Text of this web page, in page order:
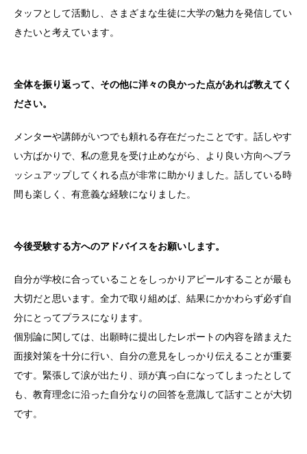
タッフとして活動し、さまざまな生徒に大学の魅力を発信してい
きたいと考えています。
全体を振り返って、その他に洋々の良かった点があれば教えてく
ださい。
メンターや講師がいつでも頼れる存在だったことです。話しやす
い方ばかりで、私の意見を受け止めながら、より良い方向へブラ
ッシュアップしてくれる点が非常に助かりました。話している時
間も楽しく、有意義な経験になりました。
今後受験する方へのアドバイスをお願いします。
自分が学校に合っていることをしっかりアピールすることが最も
大切だと思います。全力で取り組めば、結果にかかわらず必ず自
分にとってプラスになります。
個別論に関しては、出願時に提出したレポートの内容を踏まえた
面接対策を十分に行い、自分の意見をしっかり伝えることが重要
です。緊張して涙が出たり、頭が真っ白になってしまったとして
も、教育理念に沿った自分なりの回答を意識して話すことが大切
です。